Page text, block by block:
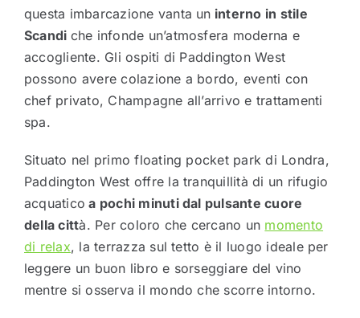
questa imbarcazione vanta un interno in stile
Scandi che infonde un’atmosfera moderna e
accogliente. Gli ospiti di Paddington West
possono avere colazione a bordo, eventi con
chef privato, Champagne all’arrivo e trattamenti
spa.
Situato nel primo floating pocket park di Londra,
Paddington West offre la tranquillità di un rifugio
acquatico a pochi minuti dal pulsante cuore
della città. Per coloro che cercano un momento
di relax, la terrazza sul tetto è il luogo ideale per
leggere un buon libro e sorseggiare del vino
mentre si osserva il mondo che scorre intorno.